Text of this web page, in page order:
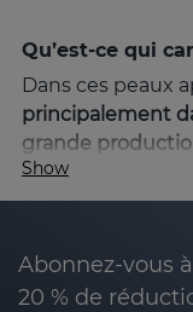
Qu’est-ce qui
Dans ces peaux
principalement
grande
généralement
démangeaisons,
tels que le
les déséquilibres
Show
Abonnez-vous
20 % de